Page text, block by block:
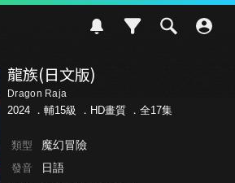
龍族(日文版)
Dragon Raja
2024 ． 輔15級 ．HD畫質 ．全17集
類型 魔幻冒險
發音 日語